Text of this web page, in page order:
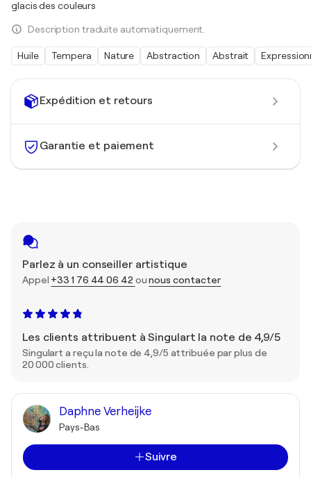
Expédition et retours
Garantie et paiement
Parlez à un conseiller artistique
Appel +33 1 76 44 06 42 ounous contacter
Les clients attribuent à Singulart la note de 4,9/5
Singulart a reçu la note de 4,9/5 attribuée par plus de
20 000 clients.
Daphne Verheijke
Pays-Bas
Suivre
glacis des couleurs
Description traduite automatiquement.
Huile Tempera Nature Abstraction Abstrait